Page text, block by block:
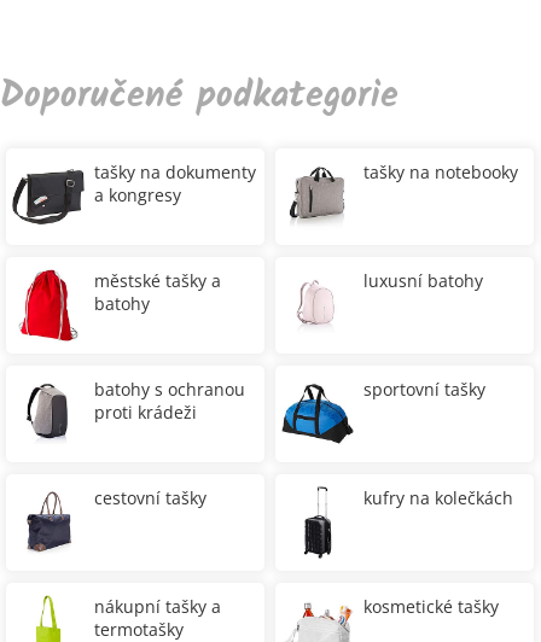
Doporučené podkategorie
tašky na dokumenty
a kongresy
tašky na notebooky
městské tašky a
batohy
luxusní batohy
batohy s ochranou
proti krádeži
sportovní tašky
cestovní tašky kufry na kolečkách
nákupní tašky a
termotašky
kosmetické tašky